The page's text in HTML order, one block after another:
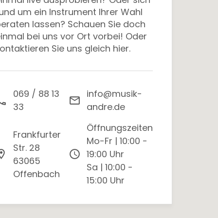
um ein Instrument Ihrer Wahl
lassen? Schauen Sie doch
bei uns vor Ort vorbei! Oder
Sie uns gleich hier.
069 / 88 13
33
email
info@musik-
andre.de
Frankfurter
Str. 28
63065
Offenbach
schedule
Öffnungszeiten
Mo-Fr | 10:00 -
19:00 Uhr
Sa | 10:00 -
15:00 Uhr